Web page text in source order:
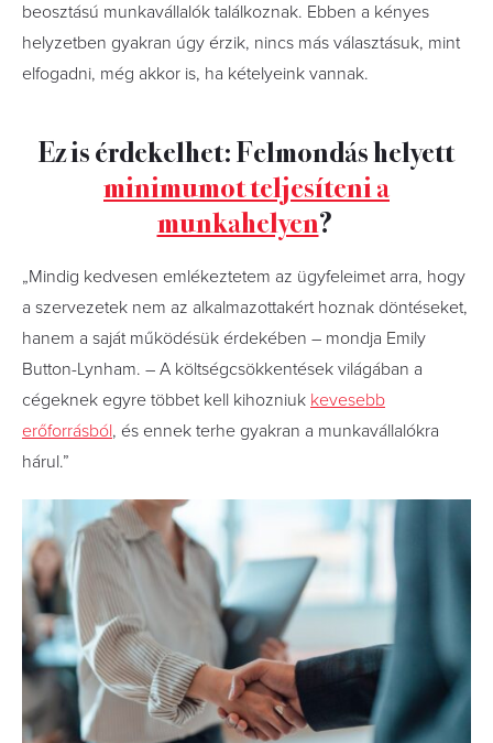
beosztású munkavállalók találkoznak. Ebben a kényes
helyzetben gyakran úgy érzik, nincs más választásuk, mint
elfogadni, még akkor is, ha kételyeink vannak.
Ez is érdekelhet: Felmondás helyett
minimumot teljesíteni a
munkahelyen?
„Mindig kedvesen emlékeztetem az ügyfeleimet arra, hogy
a szervezetek nem az alkalmazottakért hoznak döntéseket,
hanem a saját működésük érdekében – mondja Emily
Button-Lynham. – A költségcsökkentések világában a
cégeknek egyre többet kell kihozniuk kevesebb
erőforrásból, és ennek terhe gyakran a munkavállalókra
hárul.”